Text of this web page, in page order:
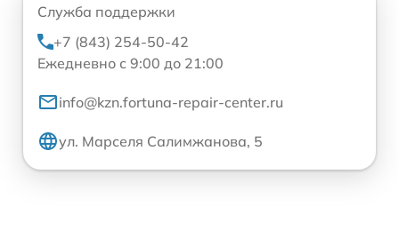
Служба поддержки
+7 (843) 254-50-42
Ежедневно с 9:00 до 21:00
info@kzn.fortuna-repair-center.ru
ул. Марселя Салимжанова, 5